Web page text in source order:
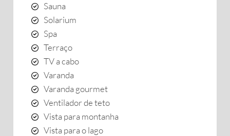
Sauna
Solarium
Spa
Terraço
TV a cabo
Varanda
Varanda gourmet
Ventilador de teto
Vista para montanha
Vista para o lago